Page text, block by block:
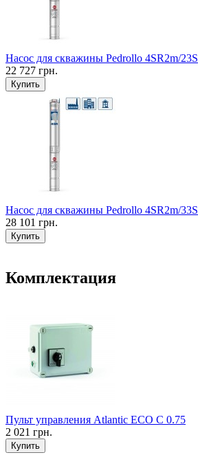
Насос для скважины Pedrollo 4SR2m/23S
22 727 грн.
Купить
Насос для скважины Pedrollo 4SR2m/33S
28 101 грн.
Купить
Комплектация
Пульт управления Atlantic ECO C 0.75
2 021 грн.
Купить